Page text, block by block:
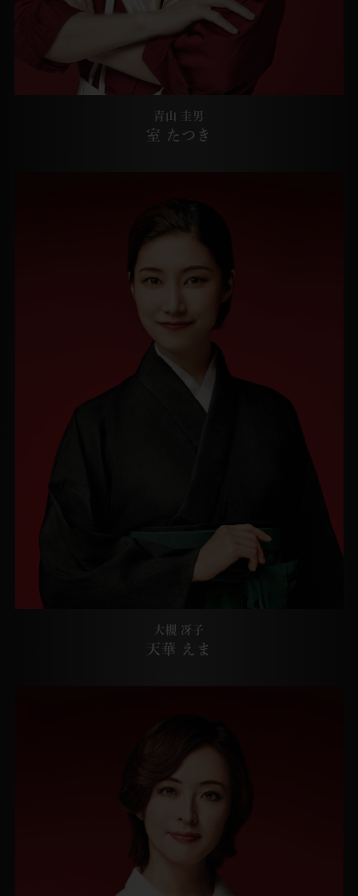
青山 圭男
室 たつき
大槻 冴子
天華 えま